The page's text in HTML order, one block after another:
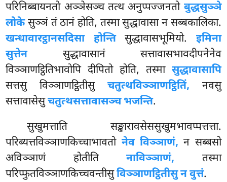
परिनिब्बायनतो अञ्ञेसञ्च तत्थ अनुप्पज्जनतो बुद्धसुञ्ञे
लोकेसुञ्ञं तं ठानं होति, तस्मा सुद्धावासा न सब्बकालिका.
खन्धावारट्ठानसदिसा होन्तिसुद्धावासभूमियो. इमिना
सुत्तेनसुद्धावासानं सत्तावासभावदीपनेनेव
विञ्ञाणट्ठितिभावोपि दीपितो होति, तस्मा सुद्धावासापि
सत्तसु विञ्ञाणट्ठितीसु चतुत्थविञ्ञाणट्ठितिं, नवसु
सत्तावासेसुचतुत्थसत्तावासञ्च भजन्ति.
सुखुमत्ताति सङ्खारावसेससुखुमभावप्पत्तत्ता.
परिब्यत्तविञ्ञाणकिच्चाभावतो नेव विञ्ञाणं, न सब्बसो
अविञ्ञाणं होतीतिनाविञ्ञाणं, तस्मा
परिप्फुतविञ्ञाणकिच्चवन्तीसुविञ्ञाणट्ठितीसु न वुत्तं.